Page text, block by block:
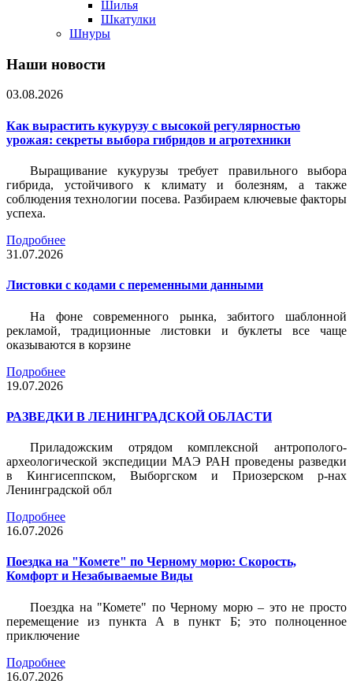
Шилья
Шкатулки
Шнуры
Наши новости
03.08.2026
Как вырастить кукурузу с высокой регулярностью
урожая: секреты выбора гибридов и агротехники
Выращивание кукурузы требует правильного выбора
гибрида, устойчивого к климату и болезням, а также
соблюдения технологии посева. Разбираем ключевые факторы
успеха.
Подробнее
31.07.2026
Листовки c кодами с переменными данными
На фоне современного рынка, забитого шаблонной
рекламой, традиционные листовки и буклеты все чаще
оказываются в корзине
Подробнее
19.07.2026
РАЗВЕДКИ В ЛЕНИНГРАДСКОЙ ОБЛАСТИ
Приладожским отрядом комплексной антрополого-
археологической экспедиции МАЭ РАН проведены разведки
в Кингисеппском, Выборгском и Приозерском р-нах
Ленинградской обл
Подробнее
16.07.2026
Поездка на "Комете" по Черному морю: Скорость,
Комфорт и Незабываемые Виды
Поездка на "Комете" по Черному морю – это не просто
перемещение из пункта А в пункт Б; это полноценное
приключение
Подробнее
16.07.2026